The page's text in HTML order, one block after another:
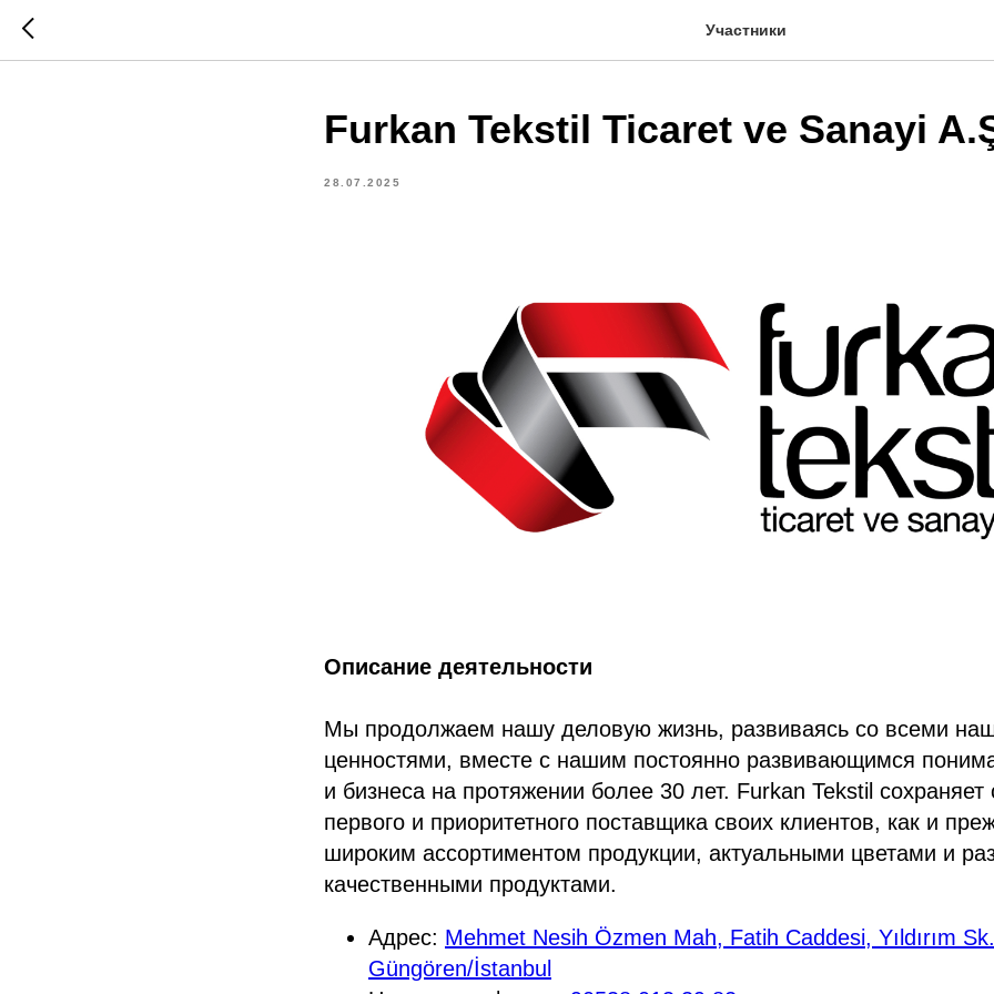
Участники
Furkan Tekstil Ticaret ve Sanayi
28.07.2025
Описание деятельности
Мы продолжаем нашу деловую жизнь, развиваясь со всеми
ценностями, вместе с нашим постоянно развивающимся
и бизнеса на протяжении более 30 лет. Furkan Tekstil
первого и приоритетного поставщика своих клиентов, как и
широким ассортиментом продукции, актуальными цветами и
качественными продуктами.
Адрес: Mehmet Nesih Özmen Mah, Fatih Caddesi, Yıldırım
Güngören/İstanbul